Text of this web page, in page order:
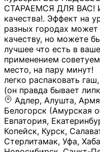
СТАРАЕМСЯ ДЛЯ ВАС!
качества!. Эффект на
разных городах может
качеству, но можете
лучшее что есть в
применением
место, на пару
легко распаковать
(он правда бывает
Адлер, Алушта,
Белогорск (Амурская
Евпатория,
Копейск, Курск,
Стерлитамак, Уфа,